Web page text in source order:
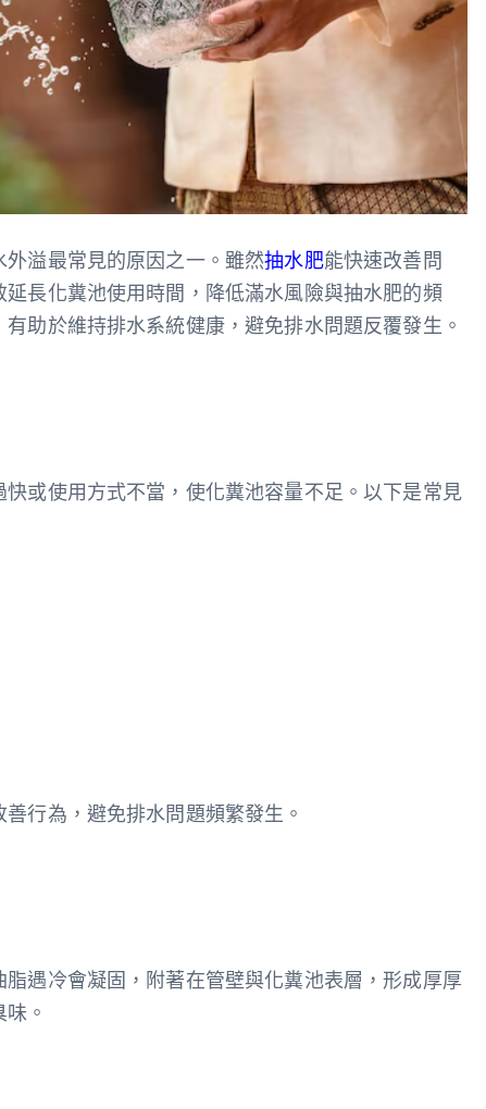
溢最常見的原因之一。雖然抽水肥能快速改善問
長化糞池使用時間，降低滿水風險與抽水肥的頻
助於維持排水系統健康，避免排水問題反覆發生。
或使用方式不當，使化糞池容量不足。以下是常見
行為，避免排水問題頻繁發生。
遇冷會凝固，附著在管壁與化糞池表層，形成厚厚
。